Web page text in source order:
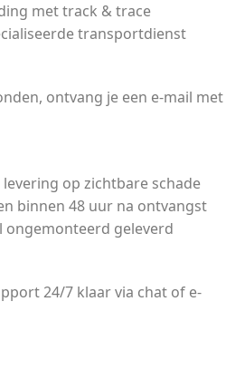
met track & trace
transportdienst
ontvang je een e-mail met
op zichtbare schade
binnen 48 uur na ontvangst
ongemonteerd geleverd
24/7 klaar via chat of e-